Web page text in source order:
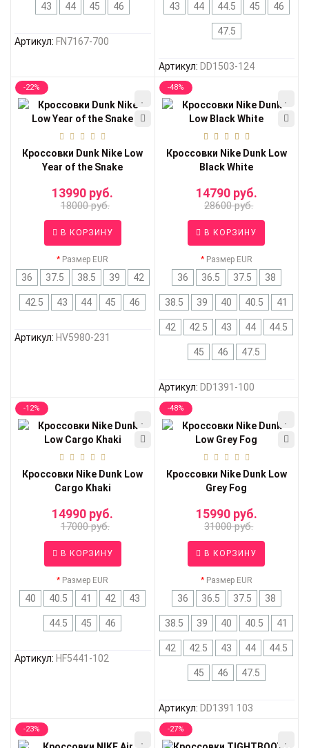
43 44 45 46
Артикул: FN7167-700
43 44 44.5 45 46
47.5
Артикул: DD1503-124
-22%
Кроссовки Dunk Nike Low
Year of the Snake
13990 руб.
18000 руб.
В КОРЗИНУ
Размер EUR
36 37.5 38.5 39 42
42.5 43 44 45 46
Артикул: HV5980-231
-48%
Кроссовки Nike Dunk Low
Black White
14790 руб.
28600 руб.
В КОРЗИНУ
Размер EUR
36 36.5 37.5 38
38.5 39 40 40.5 41
42 42.5 43 44 44.5
45 46 47.5
Артикул: DD1391-100
-12%
Кроссовки Nike Dunk Low
Cargo Khaki
14990 руб.
17000 руб.
В КОРЗИНУ
Размер EUR
40 40.5 41 42 43
44.5 45 46
Артикул: HF5441-102
-48%
Кроссовки Nike Dunk Low
Grey Fog
15990 руб.
31000 руб.
В КОРЗИНУ
Размер EUR
36 36.5 37.5 38
38.5 39 40 40.5 41
42 42.5 43 44 44.5
45 46 47.5
Артикул: DD1391 103
-23% -27%